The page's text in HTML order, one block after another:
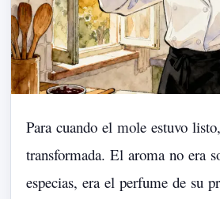
Para cuando el mole estuvo listo,
transformada. El aroma no era
especias, era el perfume de su